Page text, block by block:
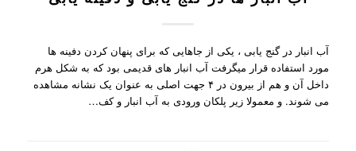
آب انبار در گنج یابی ، یکی از جاهایی که برای پنهان کردن دفینه ها
مورد استفاده قرار میگرفت آب انبار های قدیمی بود که به شکل هرم
داخل آن و هم از بیرون در ۴ جهت اصلی به عنوان یک نشانه مشاهده
می شوند. و معمولا زیر پلکان ورودی به آب انبار و کف…